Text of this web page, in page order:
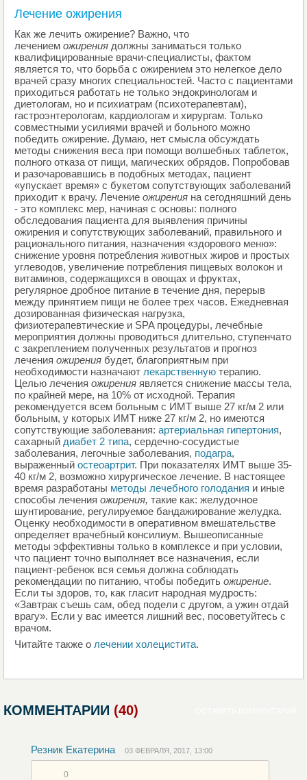
Лечение ожирения
Как же лечить ожирение? Важно, что
лечением ожирения должны заниматься только
квалифицированные врачи-специалисты, фактом
является то, что борьба с ожирением это нелегкое дело
врачей сразу многих специальностей. Часто с пациентами
приходиться работать не только эндокринологам и
диетологам, но и психиатрам (психотерапевтам),
гастроэнтерологам, кардиологам и хирургам. Только
совместными усилиями врачей и больного можно
победить ожирение. Думаю, нет смысла обсуждать
методы снижения веса при помощи волшебных таблеток,
полного отказа от пищи, магических обрядов. Попробовав
и разочаровавшись в подобных методах, пациент
«упускает время» с букетом сопутствующих заболеваний
приходит к врачу. Лечение ожирения на сегодняшний день
- это комплекс мер, начиная с основы: полного
обследования пациента для выявления причины
ожирения и сопутствующих заболеваний, правильного и
рационального питания, назначения «здорового меню»:
снижение уровня потребления животных жиров и простых
углеводов, увеличение потребления пищевых волокон и
витаминов, содержащихся в овощах и фруктах,
регулярное дробное питание в течение дня, перерыв
между принятием пищи не более трех часов. Ежедневная
дозированная физическая нагрузка,
физиотерапевтические и SPA процедуры, лечебные
мероприятия должны проводиться длительно, ступенчато
с закреплением полученных результатов и прогноз
лечения ожирения будет, благоприятным при
необходимости назначают лекарственную терапию.
Целью лечения ожирения является снижение массы тела,
по крайней мере, на 10% от исходной. Терапия
рекомендуется всем больным с ИМТ выше 27 кг/м 2 или
больным, у которых ИМТ ниже 27 кг/м 2, но имеются
сопутствующие заболевания: артериальная гипертония,
сахарный диабет 2 типа, сердечно-сосудистые
заболевания, легочные заболевания, подагра,
выраженный остеоартрит. При показателях ИМТ выше 35-
40 кг/м 2, возможно хирургическое лечение. В настоящее
время разработаны методы лечебного голодания и иные
способы лечения ожирения, такие как: желудочное
шунтирование, регулируемое бандажирование желудка.
Оценку необходимости в оперативном вмешательстве
определяет врачебный консилиум. Вышеописанные
методы эффективны только в комплексе и при условии,
что пациент точно выполняет все назначения, если
пациент-ребенок вся семья должна соблюдать
рекомендации по питанию, чтобы победить ожирение.
Если ты здоров, то, как гласит народная мудрость:
«Завтрак съешь сам, обед подели с другом, а ужин отдай
врагу». Если у вас имеется лишний вес, посоветуйтесь с
врачом.
Читайте также о лечении холецистита.
КОММЕНТАРИИ (40)
Резник Екатерина 03 ФЕВРАЛЯ, 2017, 13:00
0